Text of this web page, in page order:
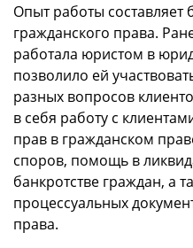
Опыт работы составляет
гражданского права.
работала юристом в
позволило ей
разных вопросов
в себя работу с
прав в гражданском
споров, помощь в
банкротстве граждан, а
процессуальных
права.